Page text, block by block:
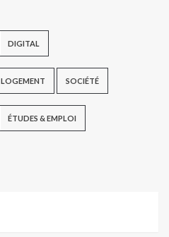
DIGITAL
LOGEMENT SOCIÉTÉ
ÉTUDES & EMPLOI